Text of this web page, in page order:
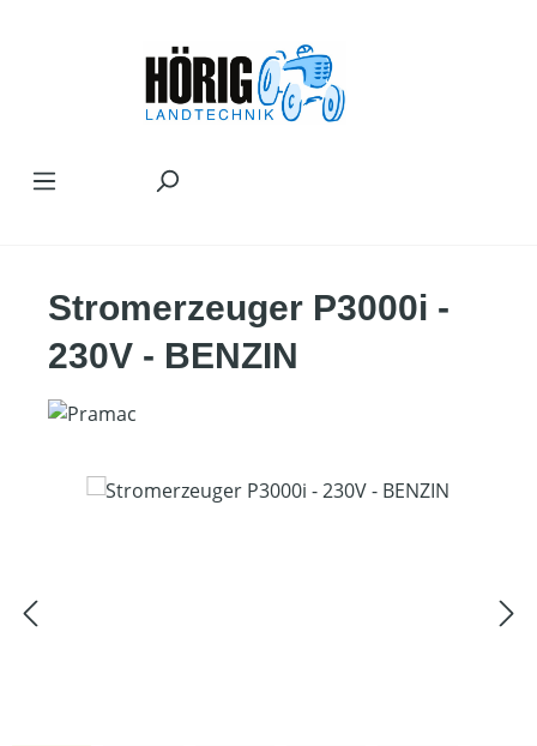
Stromerzeuger P3000i -
230V - BENZIN
Bildergalerie überspringen